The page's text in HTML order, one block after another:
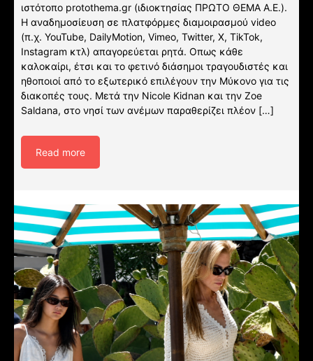
ιστότοπο protothema.gr (ιδιοκτησίας ΠΡΩΤΟ ΘΕΜΑ A.E.).
Η αναδημοσίευση σε πλατφόρμες διαμοιρασμού video
(π.χ. YouTube, DailyMotion, Vimeo, Twitter, X, TikTok,
Instagram κτλ) απαγορεύεται ρητά. Οπως κάθε
καλοκαίρι, έτσι και το φετινό διάσημοι τραγουδιστές και
ηθοποιοί από το εξωτερικό επιλέγουν την Μύκονο για τις
διακοπές τους. Μετά την Nicole Kidnan και την Zoe
Saldana, στο νησί των ανέμων παραθερίζει πλέον […]
Read more